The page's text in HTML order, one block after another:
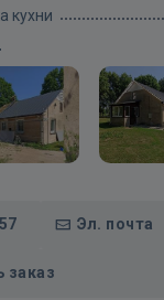
кухни
Эл. почта
заказ